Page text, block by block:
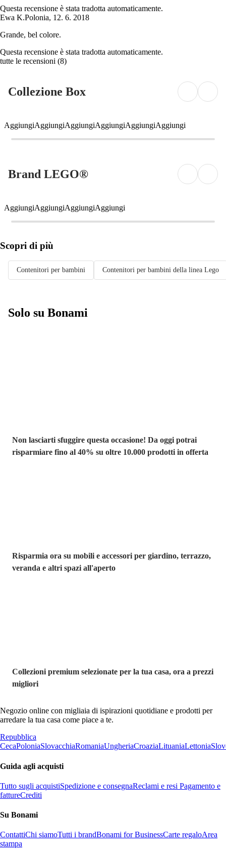
Questa recensione è stata tradotta automaticamente.
Ewa K.Polonia, 12. 6. 2018
Grande, bel colore.
Questa recensione è stata tradotta automaticamente.
tutte le recensioni (8)
Collezione Box
AggiungiAggiungiAggiungiAggiungiAggiungiAggiungi
Brand LEGO®
AggiungiAggiungiAggiungiAggiungi
Scopri di più
Contenitori per bambini Contenitori per bambini della linea Lego
Solo su Bonami
Non lasciarti sfuggire questa occasione! Da oggi potrai
risparmiare fino al 40% su oltre 10.000 prodotti in offerta
Risparmia ora su mobili e accessori per giardino, terrazzo,
veranda e altri spazi all'aperto
Collezioni premium selezionate per la tua casa, ora a prezzi
migliori
Negozio online con migliaia di ispirazioni quotidiane e prodotti per
arredare la tua casa come piace a te.
Repubblica
CecaPoloniaSlovacchiaRomaniaUngheriaCroaziaLituaniaLettonia
Guida agli acquisti
Tutto sugli acquistiSpedizione e consegnaReclami e resi Pagamento e
fattureCrediti
Su Bonami
ContattiChi siamoTutti i brandBonami for BusinessCarte regaloArea
stampa